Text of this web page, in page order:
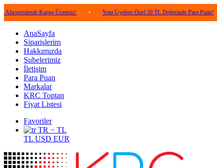
Kargo Ücretsiz! • Yeni Üyelere Özel 50 TL Değerinde Para Puan! •
AnaSayfa
Siparişlerim
Hakkımızda
Şubelerimiz
İletişim
Para Puan
Markalar
KRC Toptan
Fiyat Listesi
Favoriler
TR − TL
TL USD EUR